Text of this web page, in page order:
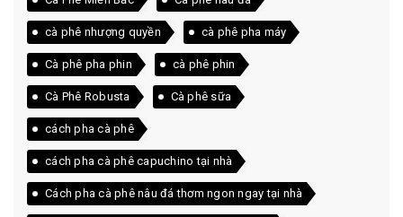
cà phê nhượng quyền cà phê pha máy
Cà phê pha phin cà phê phin
Cà Phê Robusta Cà phê sữa
cách pha cà phê
cách pha cà phê capuchino tại nhà
Cách pha cà phê nâu đá thơm ngon ngay tại nhà